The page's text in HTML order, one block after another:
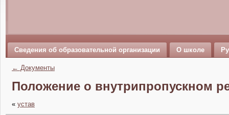
Сведения об образовательной организации О школе
← Документы
Положение о внутрипропускном
« устав